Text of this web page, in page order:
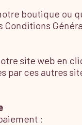
boutique ou
site web en
par ces autres
: